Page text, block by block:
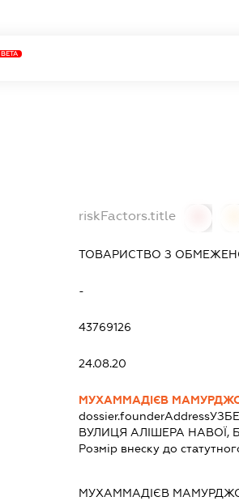
BETA
riskFactors.title
ТОВАРИСТВО З
-
43769126
24.08.20
МУХАММАДІЄВ
dossier.founderAddress
ВУЛИЦЯ АЛІШЕРА НАВОЇ,
Розмір внеску до
МУХАММАДІЄВ